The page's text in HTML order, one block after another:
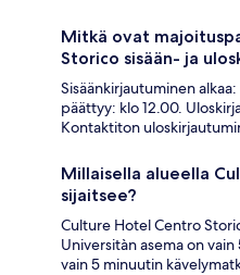
Mitkä ovat
Storico sisään- ja
Sisäänkirjautuminen
päättyy: klo 12.00.
Kontaktiton
Millaisella alueella
sijaitsee?
Culture Hotel Centro
Universitàn asema on
vain 5 minuutin